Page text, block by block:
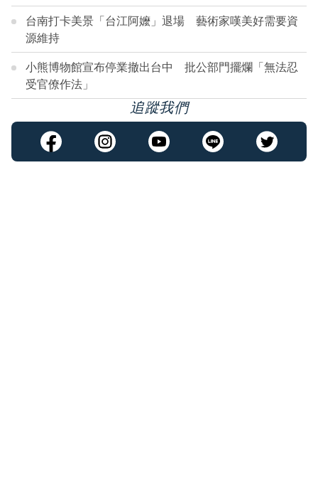
台南打卡美景「台江阿嬤」退場 藝術家嘆美好需要資
源維持
小熊博物館宣布停業撤出台中 批公部門擺爛「無法忍
受官僚作法」
追蹤我們